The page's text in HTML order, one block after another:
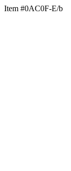
Item #0AC0F-E/b